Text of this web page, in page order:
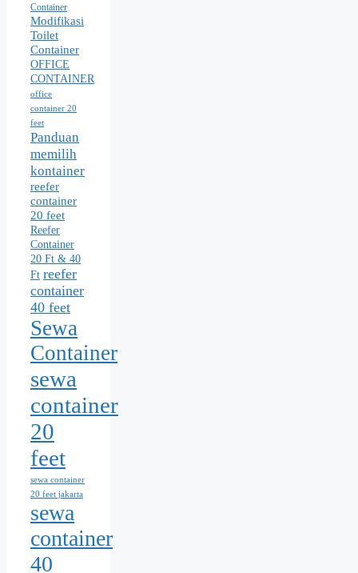
Container
Modifikasi
Toilet
Container
OFFICE
CONTAINER
office
container 20
feet
Panduan
memilih
kontainer
reefer
container
20 feet
Reefer
Container
20 Ft & 40
Ft reefer
container
40 feet
Sewa
Container
sewa
container
20
feet
sewa container
20 feet jakarta
sewa
container
40